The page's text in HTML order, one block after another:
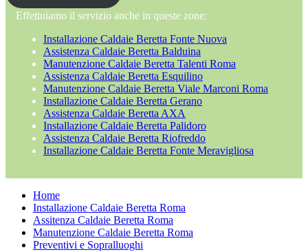
Effettuiamo il servizio anche in queste zone:
Installazione Caldaie Beretta Fonte Nuova
Assistenza Caldaie Beretta Balduina
Manutenzione Caldaie Beretta Talenti Roma
Assistenza Caldaie Beretta Esquilino
Manutenzione Caldaie Beretta Viale Marconi Roma
Installazione Caldaie Beretta Gerano
Assistenza Caldaie Beretta AXA
Installazione Caldaie Beretta Palidoro
Assistenza Caldaie Beretta Riofreddo
Installazione Caldaie Beretta Fonte Meravigliosa
Home
Installazione Caldaie Beretta Roma
Assitenza Caldaie Beretta Roma
Manutenzione Caldaie Beretta Roma
Preventivi e Sopralluoghi